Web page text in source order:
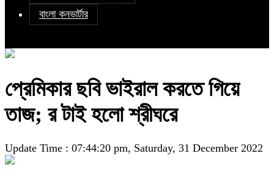
বাংলা কনভার্টার
প্রেমিকার ছবি ভাইরাল করতে গিয়ে
তাজ‌‌; র টাই হলো শ্রীঘরে
Update Time : 07:44:20 pm, Saturday, 31 December 2022